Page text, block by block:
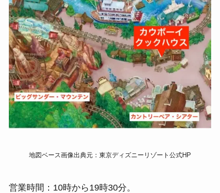
地図ベース画像出典元：東京ディズニーリゾート公式HP
営業時間：10時から19時30分。